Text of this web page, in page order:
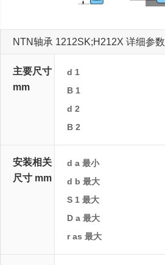
NTN轴承 1212SK;H212X 详细参数
主要尺寸
mm
d 1
B 1
d 2
B 2
安装相关
尺寸 mm
d a 最小
d b 最大
S 1 最大
D a 最大
r as 最大